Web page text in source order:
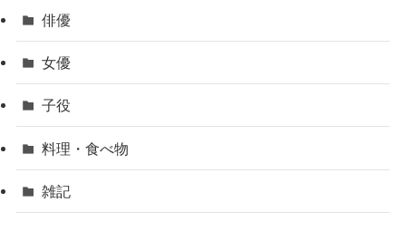
俳優
女優
子役
料理・食べ物
雑記